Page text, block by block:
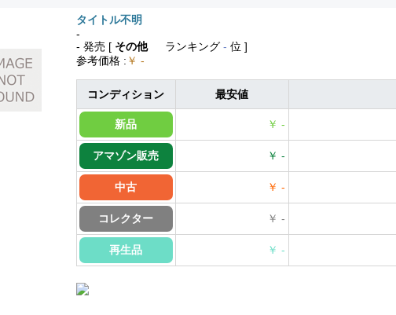
タイトル不明
-
- 発売 [ その他 ランキング - 位 ]
参考価格 : ￥ -
コンディション 最安値
新品 ￥ -
アマゾン販売 ￥ -
中古 ￥ -
コレクター ￥ -
再生品 ￥ -